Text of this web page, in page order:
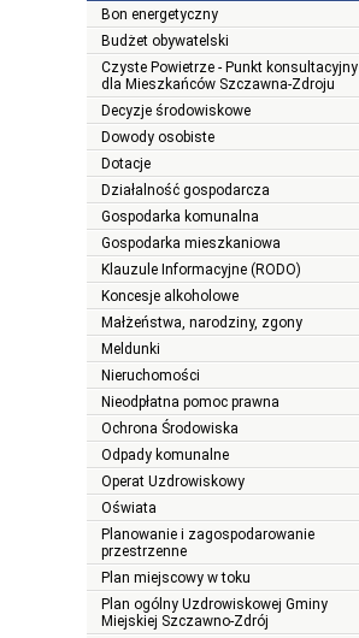
Bon energetyczny
Budżet obywatelski
Czyste Powietrze - Punkt konsultacyjny
dla Mieszkańców Szczawna-Zdroju
Decyzje środowiskowe
Dowody osobiste
Dotacje
Działalność gospodarcza
Gospodarka komunalna
Gospodarka mieszkaniowa
Klauzule Informacyjne (RODO)
Koncesje alkoholowe
Małżeństwa, narodziny, zgony
Meldunki
Nieruchomości
Nieodpłatna pomoc prawna
Ochrona Środowiska
Odpady komunalne
Operat Uzdrowiskowy
Oświata
Planowanie i zagospodarowanie
przestrzenne
Plan miejscowy w toku
Plan ogólny Uzdrowiskowej Gminy
Miejskiej Szczawno-Zdrój